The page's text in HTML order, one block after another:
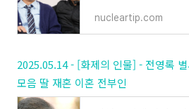
nucleartip.com
2025.05.14 - [화제의 인물] - 전영록
모음 딸 재혼 이혼 전부인